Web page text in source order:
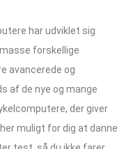
har udviklet sig
forskellige
avancerede og
af de nye og mange
der giver
muligt for dig at danne